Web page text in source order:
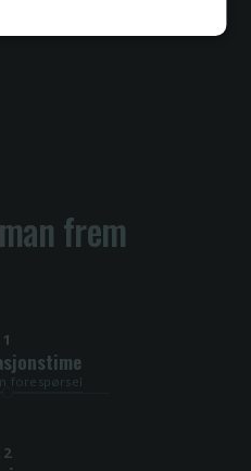
frem
1
forespørsel
2